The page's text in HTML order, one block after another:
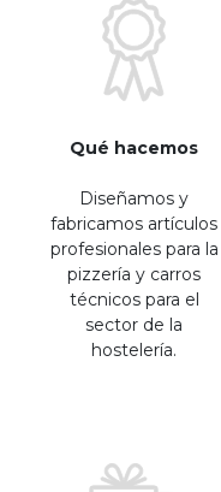
Qué hacemos
Diseñamos y
fabricamos artículos
profesionales para la
pizzería y carros
técnicos para el
sector de la
hostelería.